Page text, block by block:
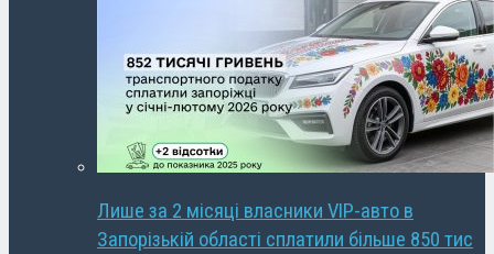
Лише за 2 місяці власники VIP-авто в
Запорізькій області сплатили більше 850 тис